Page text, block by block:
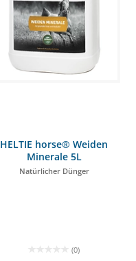
HELTIE horse® Weiden
Minerale 5L
Natürlicher Dünger
(0)